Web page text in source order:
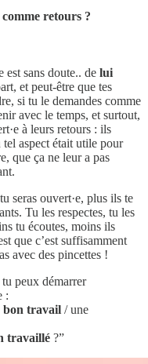
comme retours ?
est sans doute.. de lui
et peut-être que tes
si tu le demandes comme
avec le temps, et surtout,
à leurs retours : ils
aspect était utile pour
que ça ne leur a pas
seras ouvert·e, plus ils te
Tu les respectes, tu les
tu écoutes, moins ils
que c’est suffisamment
avec des pincettes !
peux démarrer
:
bon travail / une
travaillé ?”